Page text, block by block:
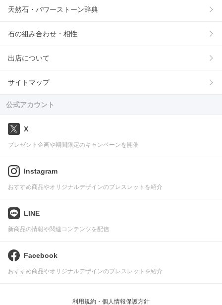
天然石・パワーストーン辞典
石の組み合わせ・相性
出店について
サイトマップ
公式アカウント
X
プレゼント企画や期間限定のキャンペーンを開催
Instagram
おすすめ商品やオリジナルデザインのブレスレットを紹介
LINE
新商品の情報や関連コンテンツを配信
Facebook
おすすめ商品やオリジナルデザインのブレスレットを紹介
利用規約・個人情報保護方針